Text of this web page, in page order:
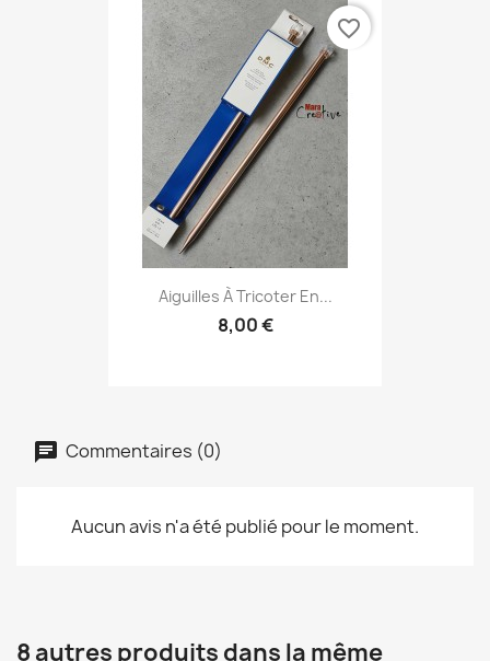
Aiguilles À Tricoter En...
8,00 €
favorite_border
Commentaires (0)
Aucun avis n'a été publié pour le moment.
8 autres produits dans la même